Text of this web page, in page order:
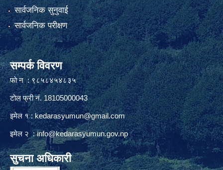
सार्वजनिक सुनुवाई
सार्वजनिक परीक्षण
सम्पर्क विवरण
फाे न : ९८५८४५४८३५
टोल फ्री नं. 18105000043
इमेल १ :kedarasyumun@gmail.com
इमेल २ :info@kedarasyumun.gov.np
सुचना अधिकारी